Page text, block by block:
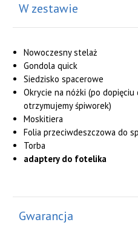
W zestawie
Nowoczesny stelaż
Gondola quick
Siedzisko spacerowe
Okrycie na nóżki (po dopięciu
otrzymujemy śpiworek)
Moskitiera
Folia przeciwdeszczowa do
Torba
adaptery do fotelika
Gwarancja